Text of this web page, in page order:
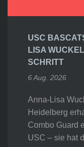
USC
LISA
SCHRITT
6 Aug. 2026
Anna-Lisa
Heidelberg
Combo Guard
USC – sie hat